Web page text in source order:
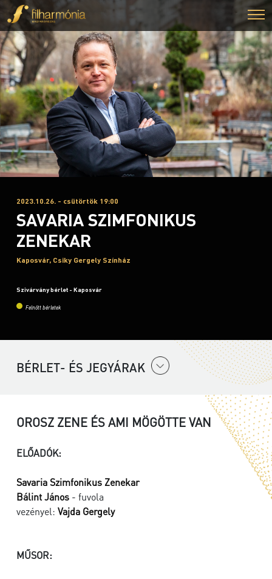
2023.10.26. - csütörtök 19:00
SAVARIA SZIMFONIKUS
ZENEKAR
Kaposvár, Csiky Gergely Színház
Szivárvány bérlet - Kaposvár
Felnőtt bérletek
BÉRLET- ÉS JEGYÁRAK
OROSZ ZENE ÉS AMI MÖGÖTTE VAN
ELŐADÓK:
Savaria Szimfonikus Zenekar
Bálint János - fuvola
vezényel: Vajda Gergely
MŰSOR: